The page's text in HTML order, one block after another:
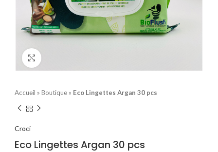
Accueil » Boutique » Eco Lingettes Argan 30 pcs
Croci
Eco Lingettes Argan 30 pcs